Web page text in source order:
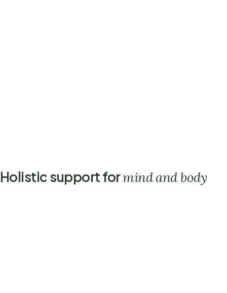
Holistic support formind and body